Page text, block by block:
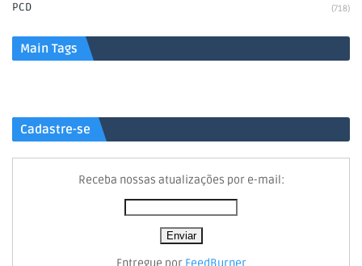
PCD (718)
Main Tags
Cadastre-se
Receba nossas atualizações por e-mail:
Entregue por FeedBurner